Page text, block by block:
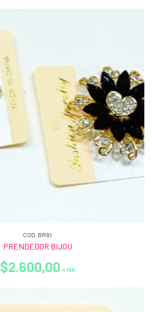
COD. BR81
PRENDEDOR BIJOU
$2.600,00 + IVA